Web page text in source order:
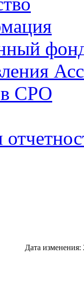
СРО
Дата изменения: